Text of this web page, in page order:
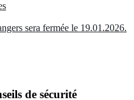
sera fermée le 19.01.2026.
de sécurité